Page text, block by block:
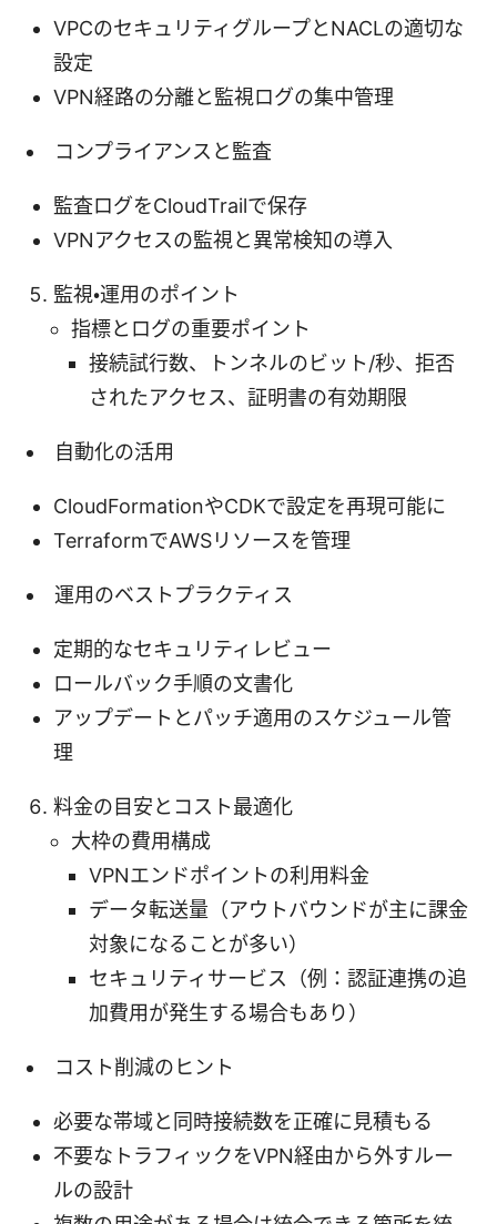
VPCのセキュリティグループとNACLの適切な
設定
VPN経路の分離と監視ログの集中管理
コンプライアンスと監査
監査ログをCloudTrailで保存
VPNアクセスの監視と異常検知の導入
監視・運用のポイント
指標とログの重要ポイント
接続試行数、トンネルのビット/秒、拒否
されたアクセス、証明書の有効期限
自動化の活用
CloudFormationやCDKで設定を再現可能に
TerraformでAWSリソースを管理
運用のベストプラクティス
定期的なセキュリティレビュー
ロールバック手順の文書化
アップデートとパッチ適用のスケジュール管
理
料金の目安とコスト最適化
大枠の費用構成
VPNエンドポイントの利用料金
データ転送量（アウトバウンドが主に課金
対象になることが多い）
セキュリティサービス（例：認証連携の追
加費用が発生する場合もあり）
コスト削減のヒント
必要な帯域と同時接続数を正確に見積もる
不要なトラフィックをVPN経由から外すルー
ルの設計